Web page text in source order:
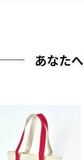
あなた